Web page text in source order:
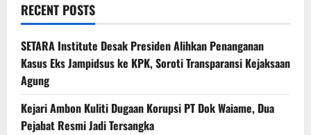
RECENT POSTS
SETARA Institute Desak Presiden Alihkan Penanganan
Kasus Eks Jampidsus ke KPK, Soroti Transparansi Kejaksaan
Agung
Kejari Ambon Kuliti Dugaan Korupsi PT Dok Waiame, Dua
Pejabat Resmi Jadi Tersangka